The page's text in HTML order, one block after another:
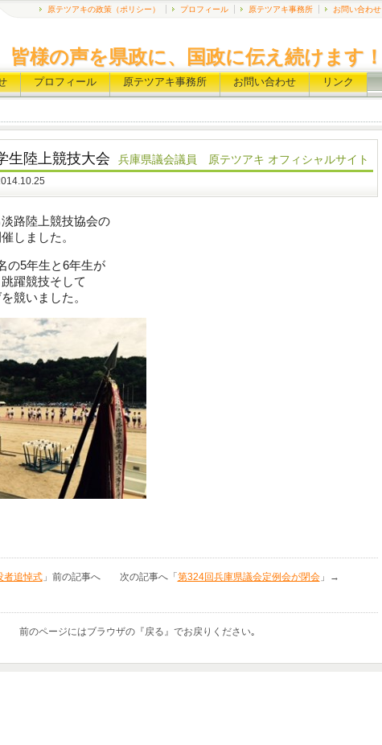
皆様の声を県政に、国政に伝え続けます！
原テツアキの政策（ポリシー） プロフィール 原テツアキ事務所 お問い合わせ
プロフィール 原テツアキ事務所 お問い合わせ リンク
生陸上競技大会 兵庫県議会議員 原テツアキ オフィシャルサイト
路陸上競技協会の
しました。
の5年生と6年生が
躍競技そして
競いました。
者追悼式」前の記事へ 次の記事へ「 第324回兵庫県議会定例会が閉会」→
前のページにはブラウザの『戻る』でお戻りください｡